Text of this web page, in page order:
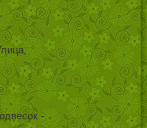
-